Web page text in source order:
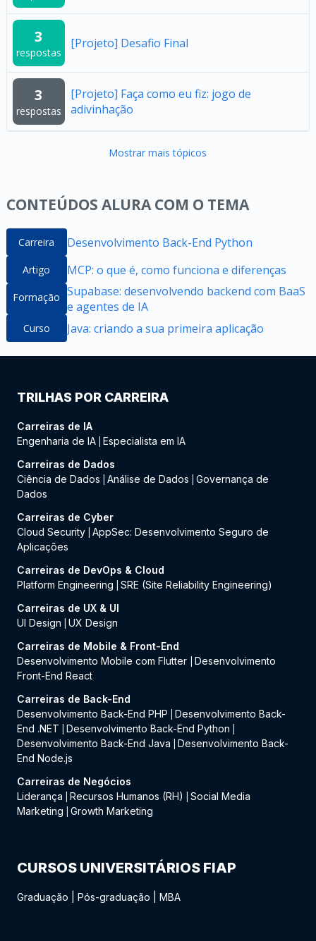
3
respostas
[Projeto] Desafio Final
3
respostas
[Projeto] Faça como eu fiz: jogo de
adivinhação
Mostrar mais tópicos
CONTEÚDOS ALURA COM O TEMA
Carreira Desenvolvimento Back-End Python
Artigo MCP: o que é, como funciona e diferenças
Formação Supabase: desenvolvendo backend com BaaS
e agentes de IA
Curso Java: criando a sua primeira aplicação
TRILHAS POR CARREIRA
Carreiras de IA
Engenharia de IA Especialista em IA
Carreiras de Dados
Ciência de Dados
Análise de Dados
Governança de
Dados
Carreiras de Cyber
Cloud Security AppSec: Desenvolvimento Seguro de
Aplicações
Carreiras de DevOps & Cloud
Platform Engineering
SRE (Site Reliability Engineering)
Carreiras de UX & UI
UI Design
UX Design
Carreiras de Mobile & Front-End
Desenvolvimento Mobile com Flutter
Desenvolvimento
Front-End React
Carreiras de Back-End
Desenvolvimento Back-End PHP
Desenvolvimento Back-
End .NET
Desenvolvimento Back-End Python
Desenvolvimento Back-End Java
Desenvolvimento Back-
End Node.js
Carreiras de Negócios
Liderança
Recursos Humanos (RH)
Social Media
Marketing
Growth Marketing
CURSOS UNIVERSITÁRIOS FIAP
Graduação Pós-graduação MBA